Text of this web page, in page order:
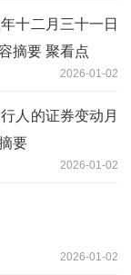
十二月三十一日
摘要 聚看点
2026-01-02
人的证券变动月
要
2026-01-02
2026-01-02